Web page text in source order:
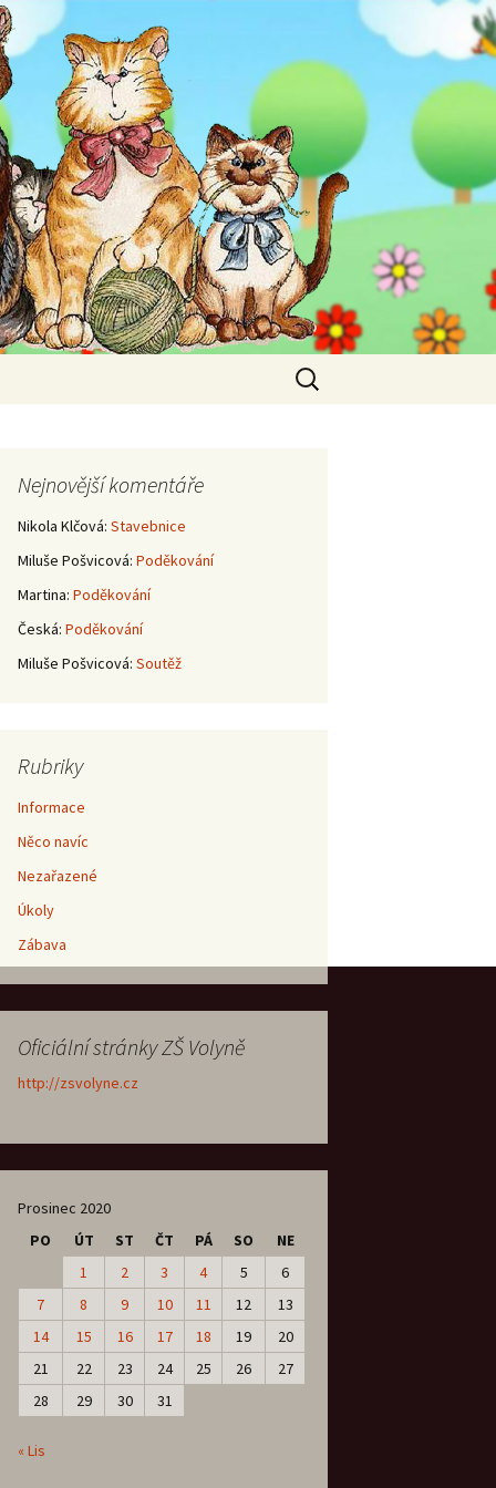
Vyhledávání
Nejnovější komentáře
Nikola Klčová: Stavebnice
Miluše Pošvicová: Poděkování
Martina: Poděkování
Česká: Poděkování
Miluše Pošvicová: Soutěž
Rubriky
Informace
Něco navíc
Nezařazené
Úkoly
Zábava
Oficiální stránky ZŠ Volyně
http://zsvolyne.cz
Prosinec 2020
PO
ÚT ST ČT PÁ SO
NE
1
2 3 4 5
6
7
8 9 10 11 12
13
14
15 16 17 18 19
20
21
22 23 24 25 26
27
28
29 30 31
« Lis